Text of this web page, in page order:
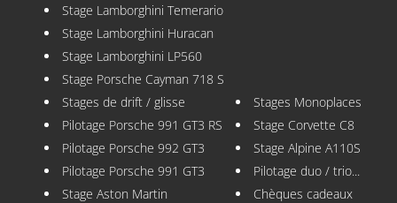
Stage Lamborghini Temerario
Stage Lamborghini Huracan
Stage Lamborghini LP560
Stage Porsche Cayman 718 S
Stages de drift / glisse
Pilotage Porsche 991 GT3 RS
Pilotage Porsche 992 GT3
Pilotage Porsche 991 GT3
Stage Aston Martin
Stages Monoplaces
Stage Corvette C8
Stage Alpine A110S
Pilotage duo / trio...
Chèques cadeaux